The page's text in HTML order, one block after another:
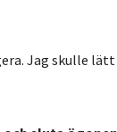
Jag skulle